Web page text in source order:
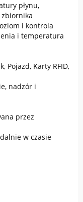
płynu,
zbiornika
i kontrola
i temperatura
Pojazd, Karty RFID,
nadzór i
przez
w czasie